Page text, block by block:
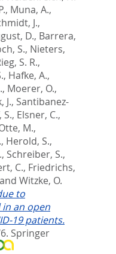
, Muna, A.,
J.,
D., Barrera,
S., Nieters,
S. R.,
, Hafke, A.,
, Moerer, O.,
J., Santibanez-
S., Elsner, C.,
M.,
, Herold, S.,
, Schreiber, S.,
C., Friedrichs,
and Witzke, O.
to
an open
19 patients.
Springer